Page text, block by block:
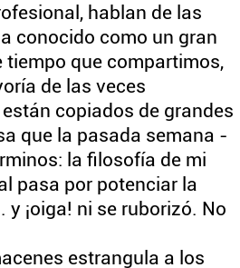
hablan de las
conocido como un gran
tiempo que compartimos,
de las veces
copiados de grandes
que la pasada semana -
la filosofía de mi
pasa por potenciar la
¡oiga! ni se ruborizó. No
estrangula a los